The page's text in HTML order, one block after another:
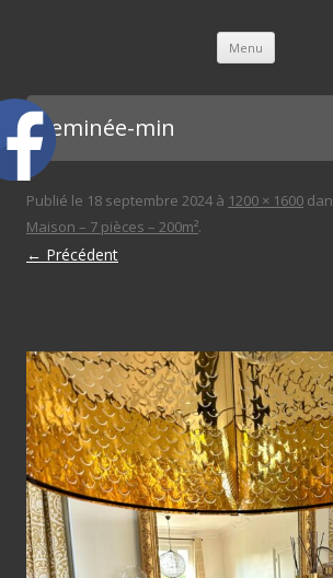
Menu Aller au
cheminée-min
Publié le 18 septembre 2024 à 1200 × 1600
Maison – 7 pièces – 200m².
← Précédent